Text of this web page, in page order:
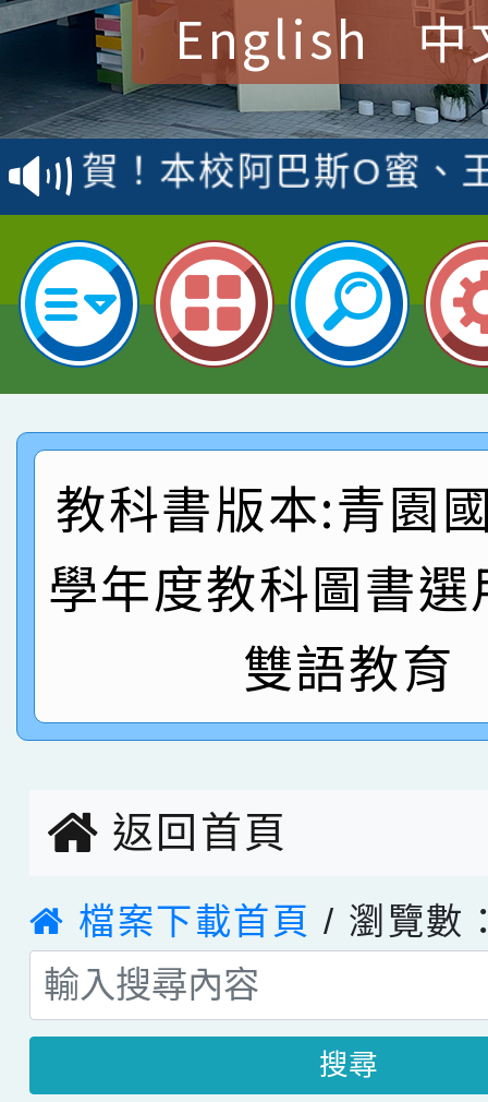
English 中
賀！本校參加桃園市中
賽 洪綺君教師榮獲社
名
賀！本校阿巴斯O蜜、
倩參加桃園市科展 國
名 指導老師王老師、
賀！本校四年二班張O
園市英語競賽國小朗讀
指導老師林老師
賀！本校參加桃園市中
賽 劉文瑛教師榮獲教
臺灣台語-第二名
賀！本校參與2026世
市賽榮獲科學小創客佳
創客第三名。
賀！本校參加桃園市中
名
倩參加桃園市科展 國
名 指導老師王老師、
賀！本校四年二班張O
園市英語競賽國小朗讀
指導老師林老師
賀！本校參加桃園市中
賽 劉文瑛教師榮獲教
臺灣台語-第二名
賀！本校參與2026世
市賽榮獲科學小創客佳
教科書版本:青園
學年度教科圖書
雙語教育
返回首頁
檔案下載首頁 / 瀏覽數
搜尋